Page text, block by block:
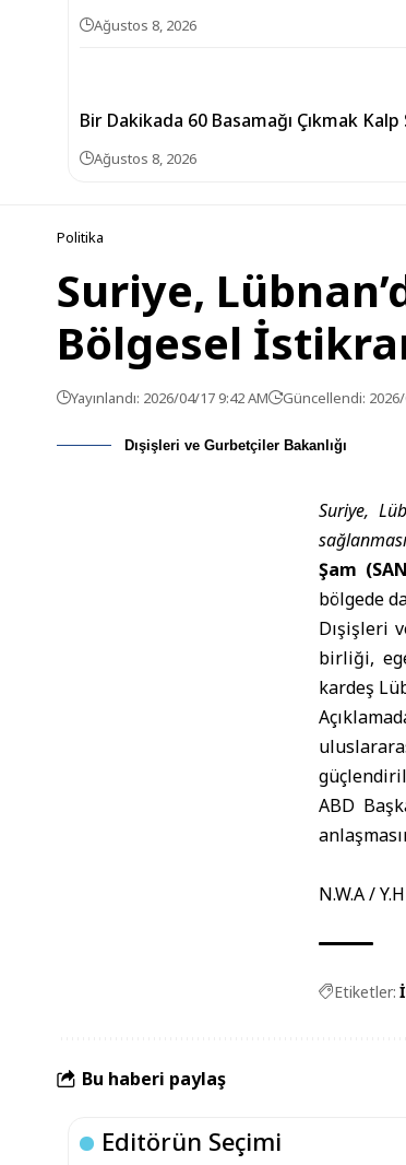
Ağustos 8, 2026
Bir Dakikada 60 Basamağı Çıkmak
Ağustos 8, 2026
Politika
Suriye,
Bölgesel
Yayınlandı: 2026/04/17 9:42 AM Güncellendi:
Dışişleri ve Gurbetçiler Bakanlığı
Suriye,
Şam
bölgede
Dışişleri
birliği,
kardeş
ABD
N.W.A / Y.H
Etiketler:
Bu haberi paylaş
Editörün Seçimi